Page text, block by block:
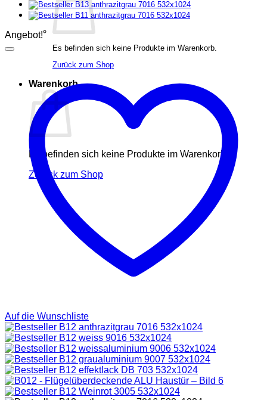
Es befinden sich keine Produkte im Warenkorb.
Zurück zum Shop
Warenkorb
Es befinden sich keine Produkte im Warenkorb.
Zurück zum Shop
Angebot!
Auf die Wunschliste